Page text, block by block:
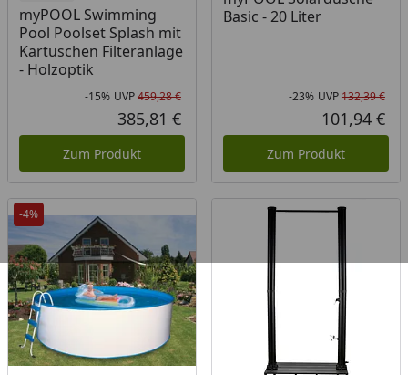
myPOOL Swimming
Pool Poolset Splash mit
Kartuschen Filteranlage
- Holzoptik
Rabatt in Prozent
-15%
Ursprünglicher Preis
UVP459,28 €
Aktueller Preis
385,81 €
Zum Produkt
Basic - 20 Liter
-23% UVP132,39 €
101,94 €
Zum Produkt
-4%